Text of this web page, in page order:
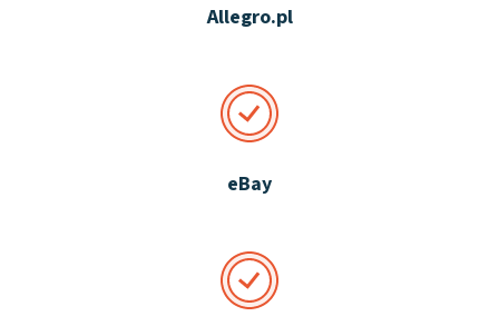
Allegro.pl
eBay